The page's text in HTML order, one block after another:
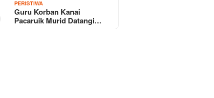
PERISTIWA
Guru Korban Kanai
Pacaruik Murid Datangi…